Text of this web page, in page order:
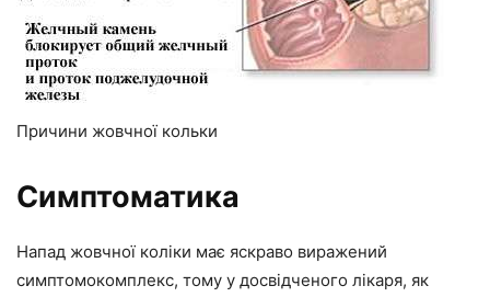
Причини жовчної кольки
Симптоматика
Напад жовчної коліки має яскраво виражений
симптомокомплекс, тому у досвідченого лікаря, як